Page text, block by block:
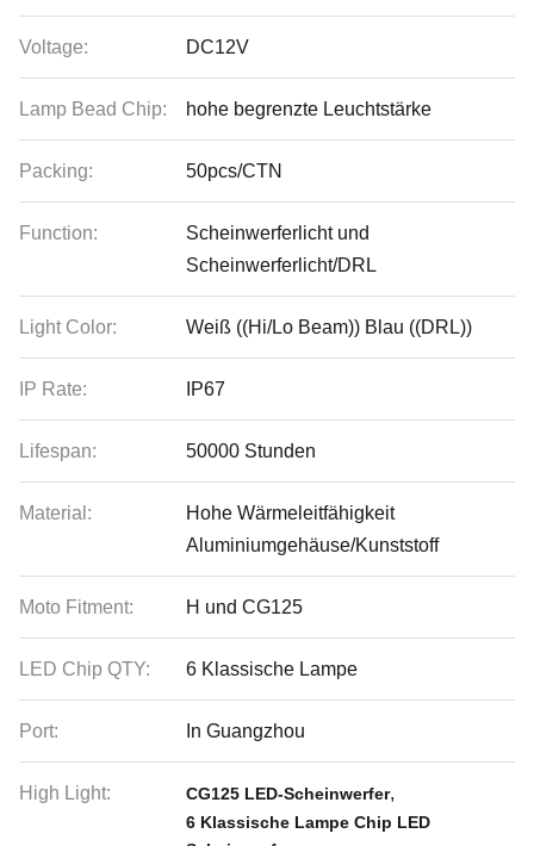
Voltage: DC12V
Lamp Bead Chip: hohe begrenzte Leuchtstärke
Packing: 50pcs/CTN
Function:
Scheinwerferlicht und
Scheinwerferlicht/DRL
Light Color: Weiß ((Hi/Lo Beam)) Blau ((DRL))
IP Rate: IP67
Lifespan: 50000 Stunden
Material:
Hohe Wärmeleitfähigkeit
Aluminiumgehäuse/Kunststoff
Moto Fitment: H und CG125
LED Chip QTY: 6 Klassische Lampe
Port: In Guangzhou
High Light: CG125 LED-Scheinwerfer,
6 Klassische Lampe Chip LED